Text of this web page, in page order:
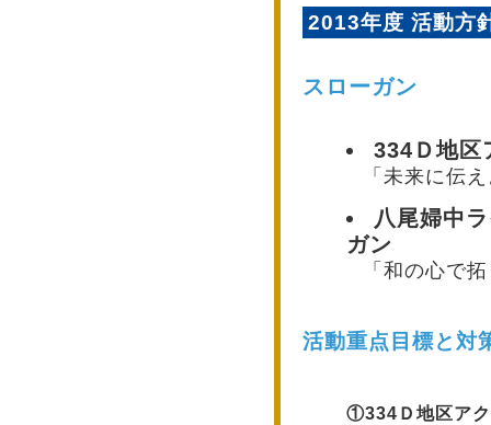
2013年度 活動方
スローガン
334Ｄ地区
「未来に伝
八尾婦中
ガン
「和の心で
活動重点目標と対
①334Ｄ地区ア